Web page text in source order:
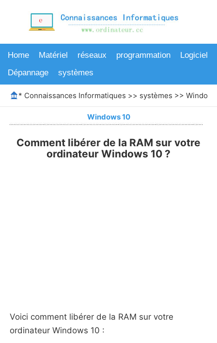
Home Matériel réseaux programmation
Logiciel
Dépannage
systèmes
* Connaissances Informatiques >> systèmes >>
Windows 10
Comment libérer de la RAM sur votre
ordinateur Windows 10 ?
Voici comment libérer de la RAM sur votre
ordinateur Windows 10 :